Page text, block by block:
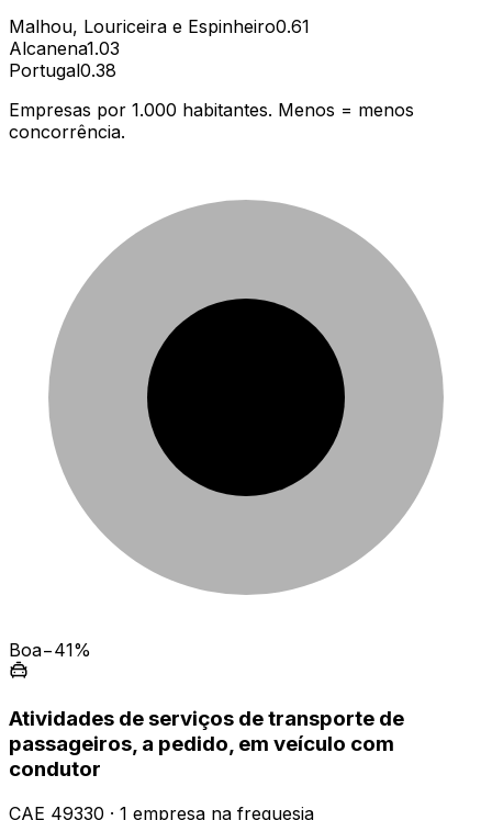
Malhou, Louriceira e Espinheiro0.61
Alcanena1.03
Portugal0.38
Empresas por 1.000 habitantes. Menos = menos
concorrência.
Boa−41%
Atividades de serviços de transporte de
passageiros, a pedido, em veículo com
condutor
CAE 49330 · 1 empresa na freguesia